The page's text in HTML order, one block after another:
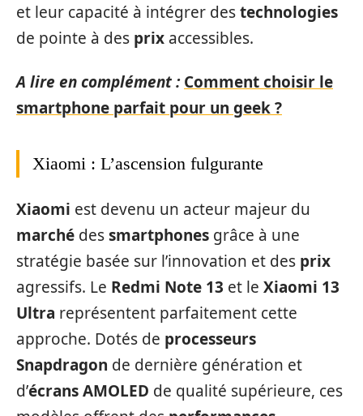
et leur capacité à intégrer destechnologies
de pointe à des prix accessibles.
A lire en complément : Comment choisir le
smartphone parfait pour un geek ?
Xiaomi : L’ascension fulgurante
Xiaomi est devenu un acteur majeur du
marché dessmartphones grâce à une
stratégie basée sur l’innovation et des prix
agressifs. Le Redmi Note 13 et le Xiaomi 13
Ultra représentent parfaitement cette
approche. Dotés de processeurs
Snapdragon de dernière génération et
d’écrans AMOLED de qualité supérieure, ces